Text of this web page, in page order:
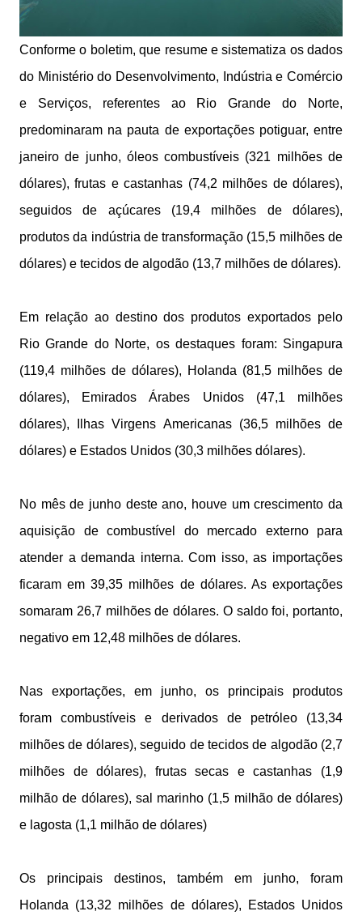
Conforme o boletim, que resume e sistematiza os dados
do Ministério do Desenvolvimento, Indústria e Comércio
e Serviços, referentes ao Rio Grande do Norte,
predominaram na pauta de exportações potiguar, entre
janeiro de junho, óleos combustíveis (321 milhões de
dólares), frutas e castanhas (74,2 milhões de dólares),
seguidos de açúcares (19,4 milhões de dólares),
produtos da indústria de transformação (15,5 milhões de
dólares) e tecidos de algodão (13,7 milhões de dólares).
Em relação ao destino dos produtos exportados pelo
Rio Grande do Norte, os destaques foram: Singapura
(119,4 milhões de dólares), Holanda (81,5 milhões de
dólares), Emirados Árabes Unidos (47,1 milhões
dólares), Ilhas Virgens Americanas (36,5 milhões de
dólares) e Estados Unidos (30,3 milhões dólares).
No mês de junho deste ano, houve um crescimento da
aquisição de combustível do mercado externo para
atender a demanda interna. Com isso, as importações
ficaram em 39,35 milhões de dólares. As exportações
somaram 26,7 milhões de dólares. O saldo foi, portanto,
negativo em 12,48 milhões de dólares.
Nas exportações, em junho, os principais produtos
foram combustíveis e derivados de petróleo (13,34
milhões de dólares), seguido de tecidos de algodão (2,7
milhões de dólares), frutas secas e castanhas (1,9
milhão de dólares), sal marinho (1,5 milhão de dólares)
e lagosta (1,1 milhão de dólares)
Os principais destinos, também em junho, foram
Holanda (13,32 milhões de dólares), Estados Unidos